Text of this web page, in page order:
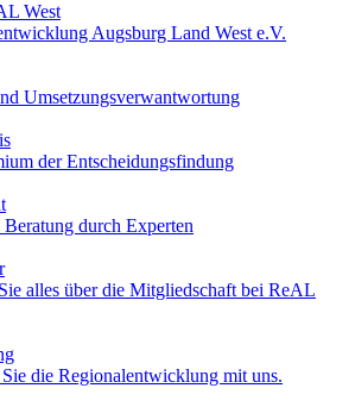
West
Augsburg Land West e.V.
Umsetzungsverwantwortung
der Entscheidungsfindung
durch Experten
alles über die Mitgliedschaft bei ReAL
Sie die Regionalentwicklung mit uns.